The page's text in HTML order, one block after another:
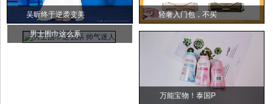
吴昕终于逆袭变美 轻奢入门包，不买
男士围巾这么系
万能宝物！泰国P